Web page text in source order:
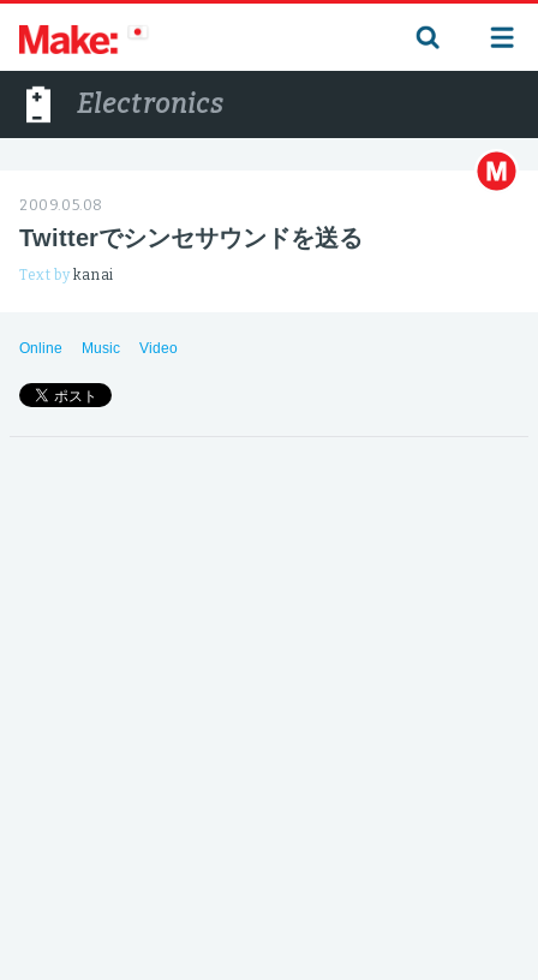
Electronics
2009.05.08
Twitterでシンセサウンドを送る
Text bykanai
Online Music Video